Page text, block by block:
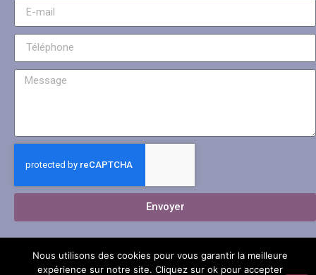
Envoyer
Nous utilisons des cookies pour vous garantir la meilleure
expérience sur notre site. Cliquez sur ok pour accepter